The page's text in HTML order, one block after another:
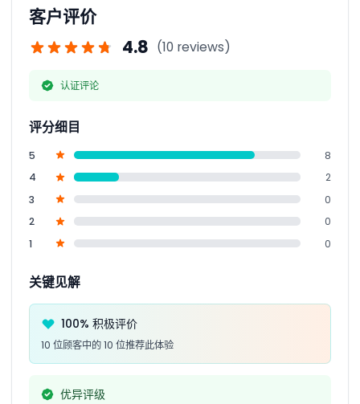
客户评价
4.8 (10 reviews)
认证评论
评分细目
5
8
4
2
3
0
2
0
1
0
关键见解
100% 积极评价
10 位顾客中的 10 位推荐此体验
优异评级